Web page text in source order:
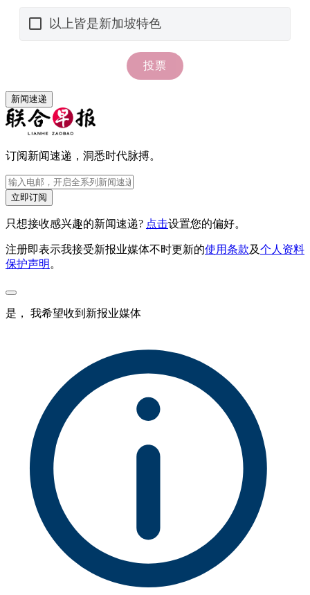
新闻速递
订阅新闻速递，洞悉时代脉搏。
立即订阅
只想接收感兴趣的新闻速递? 点击设置您的偏好。
注册即表示我接受新报业媒体不时更新的使用条款及个人资料
保护声明 。
是， 我希望收到新报业媒体